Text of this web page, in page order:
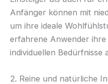
Anfänger können mit
um ihre ideale
erfahrene Anwender
individuellen Bedürfnisse
2. Reine und natürliche